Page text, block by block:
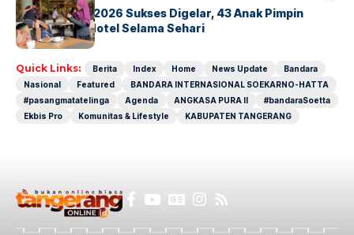
GM For A Day 2026 Sukses Digelar, 43 Anak Pimpin
Operasional Hotel Selama Sehari
Quick Links: Berita Index Home News Update
Bandara
Nasional
Featured
BANDARA INTERNASIONAL SOEKARNO-HATTA
#pasangmatatelinga
Agenda ANGKASA PURA II
#bandaraSoetta
Ekbis Pro
Komunitas & Lifestyle KABUPATEN TANGERANG